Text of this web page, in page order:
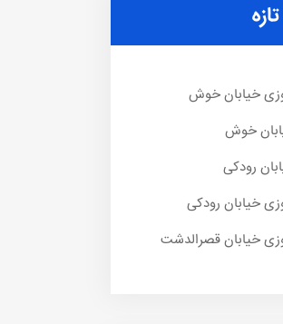
خیابان خوش
خوش
رودکی
خیابان رودکی
خیابان قصرالدشت